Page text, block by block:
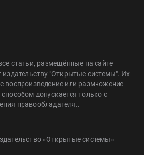
статьи, размещённые на сайте
издательству "Открытые системы". Их
воспроизведение или размножение
допускается только с
правообладателя..
«Открытые системы»